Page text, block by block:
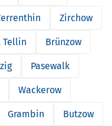
Zirchow
Tellin Brünzow
Pasewalk
Wackerow
Grambin Butzow